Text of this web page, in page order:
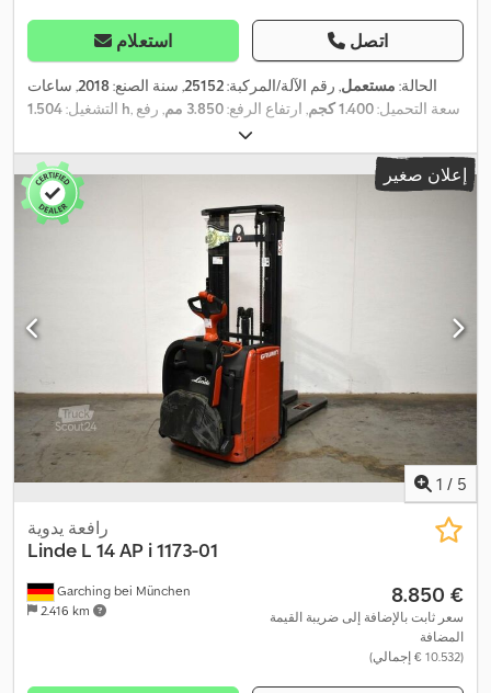
استعلام اتصل
الحالة: مستعمل, رقم الآلة/المركبة:25152, سنة الصنع:2018, ساعات
التشغيل: 1.504 h , سعة التحميل:1.400 كجم , ارتفاع الرفع:3.850 مم
, رفع
كهربائي, نوع السارية:
2.380 مم,
إعلان صغير
1 / 5
Garching bei München
2.416 km
رافعة يدوية
Linde L 14 AP i 1173-01
‏8.850 €
سعر ثابت بالإضافة إلى ضريبة القيمة
المضافة
(‏10.532 € إجمالي)